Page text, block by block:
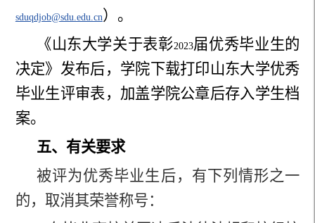
sduqdjob@sdu.edu.cn）。
《山东大学关于表彰2023届优秀毕业生的
决定》发布后，学院下载打印山东大学优秀
毕业生评审表，加盖学院公章后存入学生档
案。
五、有关要求
被评为优秀毕业生后，有下列情形之一
的，取消其荣誉称号：